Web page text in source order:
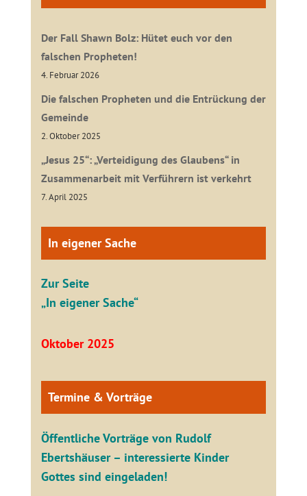
Der Fall Shawn Bolz: Hütet euch vor den
falschen Propheten!
4. Februar 2026
Die falschen Propheten und die Entrückung der
Gemeinde
2. Oktober 2025
„Jesus 25“: „Verteidigung des Glaubens“ in
Zusammenarbeit mit Verführern ist verkehrt
7. April 2025
In eigener Sache
Zur Seite
„In eigener Sache“
Oktober 2025
Termine & Vorträge
Öffentliche Vorträge von Rudolf
Ebertshäuser – interessierte Kinder
Gottes sind eingeladen!